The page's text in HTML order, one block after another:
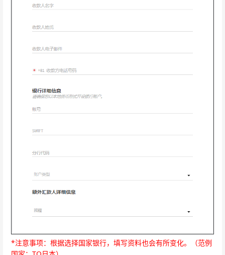
*注意事项：根据选择国家银行，填写资料也会有所变化。（范例